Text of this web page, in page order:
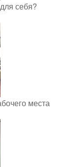
себя?
места